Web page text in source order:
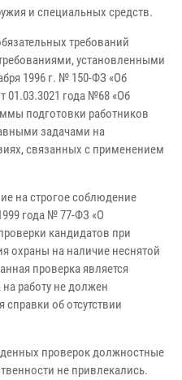
и специальных средств.
требований
установленными
1996 г. № 150-ФЗ «Об
01.03.3021 года №68 «Об
подготовки работников
задачами на
связанных с применением
на строгое соблюдение
года № 77-ФЗ «О
кандидатов при
охраны на наличие неснятой
проверка является
работу не должен
об отсутствии
проверок должностные
не привлекались.